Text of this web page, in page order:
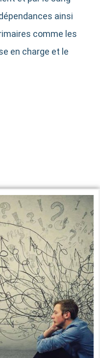
ainsi
comme les
en charge et le